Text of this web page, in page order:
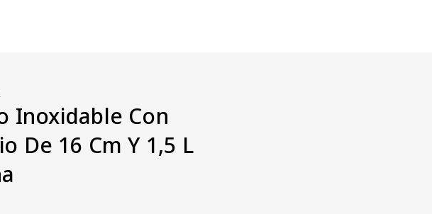
Inoxidable Con
De 16 Cm Y 1,5 L